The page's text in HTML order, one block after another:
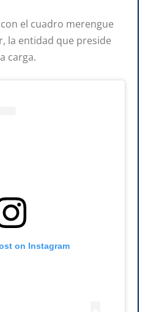
el cuadro merengue
la entidad que preside
carga.
on Instagram